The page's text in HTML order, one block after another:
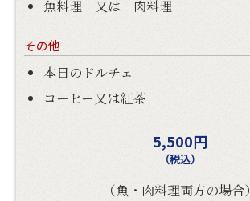
魚料理 又は 肉料理
その他
本日のドルチェ
コーヒー又は紅茶
5,500円
（税込）
（魚・肉料理両方の場合）